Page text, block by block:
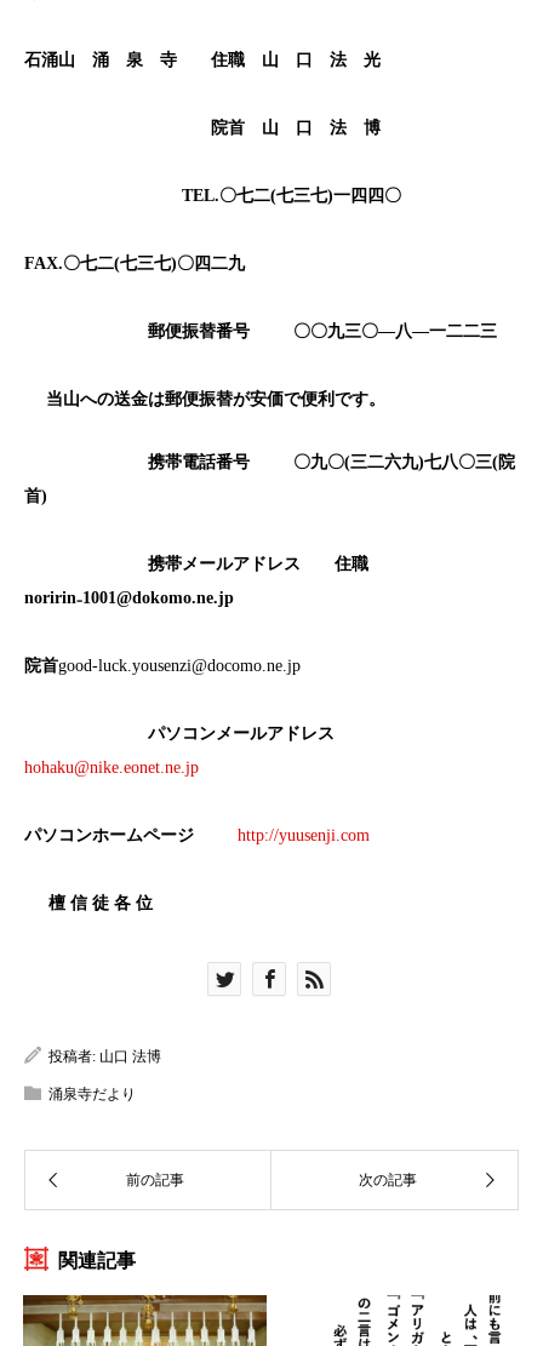
石涌山 涌 泉 寺 住職 山 口 法 光
院首 山 口 法 博
TEL.〇七二(七三七)一四四〇
FAX.〇七二(七三七)〇四二九
郵便振替番号 〇〇九三〇―八―一二二三
当山への送金は郵便振替が安価で便利です。
携帯電話番号 〇九〇(三二六九)七八〇三(院
首)
携帯メールアドレス 住職
noririn₋1001@dokomo.ne.jp
院首good-luck.yousenzi@docomo.ne.jp
パソコンメールアドレス
hohaku@nike.eonet.ne.jp
パソコンホームページ http://yuusenji.com
檀 信 徒 各 位
投稿者: 山口 法博
涌泉寺だより
関連記事